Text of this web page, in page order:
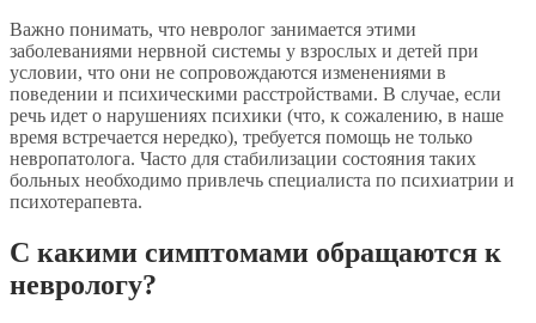
Важно понимать, что невролог занимается этими
заболеваниями нервной системы у взрослых и детей при
условии, что они не сопровождаются изменениями в
поведении и психическими расстройствами. В случае, если
речь идет о нарушениях психики (что, к сожалению, в наше
время встречается нередко), требуется помощь не только
невропатолога. Часто для стабилизации состояния таких
больных необходимо привлечь специалиста по психиатрии и
психотерапевта.
С какими симптомами обращаются к
неврологу?